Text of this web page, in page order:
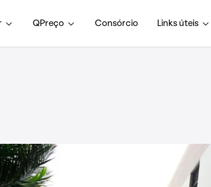
QPreço Consórcio Links úteis